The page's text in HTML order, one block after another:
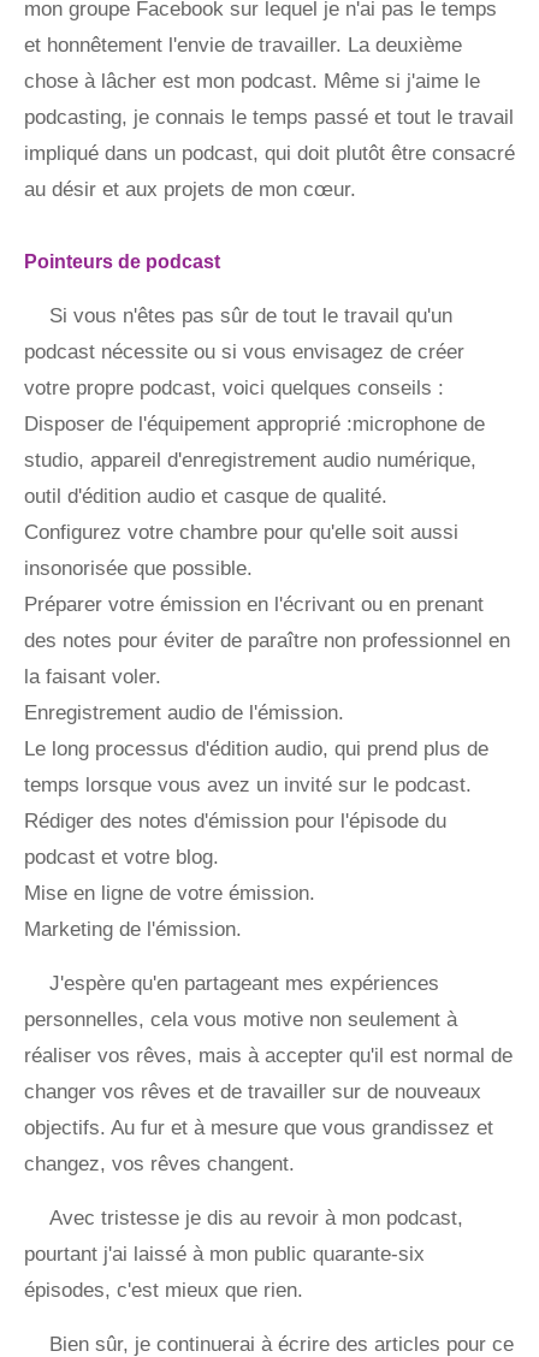
mon groupe Facebook sur lequel je n'ai pas le temps
et honnêtement l'envie de travailler. La deuxième
chose à lâcher est mon podcast. Même si j'aime le
podcasting, je connais le temps passé et tout le travail
impliqué dans un podcast, qui doit plutôt être consacré
au désir et aux projets de mon cœur.
Pointeurs de podcast
Si vous n'êtes pas sûr de tout le travail qu'un
podcast nécessite ou si vous envisagez de créer
votre propre podcast, voici quelques conseils :
Disposer de l'équipement approprié :microphone de
studio, appareil d'enregistrement audio numérique,
outil d'édition audio et casque de qualité.
Configurez votre chambre pour qu'elle soit aussi
insonorisée que possible.
Préparer votre émission en l'écrivant ou en prenant
des notes pour éviter de paraître non professionnel en
la faisant voler.
Enregistrement audio de l'émission.
Le long processus d'édition audio, qui prend plus de
temps lorsque vous avez un invité sur le podcast.
Rédiger des notes d'émission pour l'épisode du
podcast et votre blog.
Mise en ligne de votre émission.
Marketing de l'émission.
J'espère qu'en partageant mes expériences
personnelles, cela vous motive non seulement à
réaliser vos rêves, mais à accepter qu'il est normal de
changer vos rêves et de travailler sur de nouveaux
objectifs. Au fur et à mesure que vous grandissez et
changez, vos rêves changent.
Avec tristesse je dis au revoir à mon podcast,
pourtant j'ai laissé à mon public quarante-six
épisodes, c'est mieux que rien.
Bien sûr, je continuerai à écrire des articles pour ce